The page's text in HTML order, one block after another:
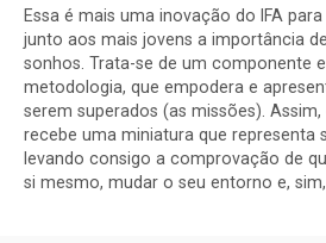
Essa é mais uma inovação do IFA
junto aos mais jovens a importância
sonhos. Trata-se de um componente
metodologia, que empodera e
serem superados (as missões).
recebe uma miniatura que representa
levando consigo a comprovação de
si mesmo, mudar o seu entorno e,